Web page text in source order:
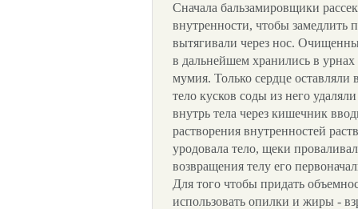
Сначала бальзамировщики
внутренности, чтобы замедлить
вытягивали через нос.
в дальнейшем хранились в
мумия. Только сердце
тело кусков соды из него
внутрь тела через кишечник
растворения внутренностей
уродовала тело, щеки
возвращения телу его
Для того чтобы придать
использовать опилки и жиры -